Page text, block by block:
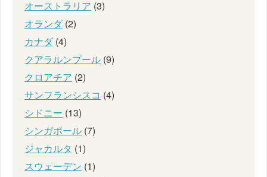
オーストラリア (3)
オランダ(2)
カナダ(4)
クアラルンプール (9)
クロアチア (2)
サンフランシスコ (4)
シドニー (13)
シンガポール (7)
ジャカルタ (1)
スウェーデン (1)